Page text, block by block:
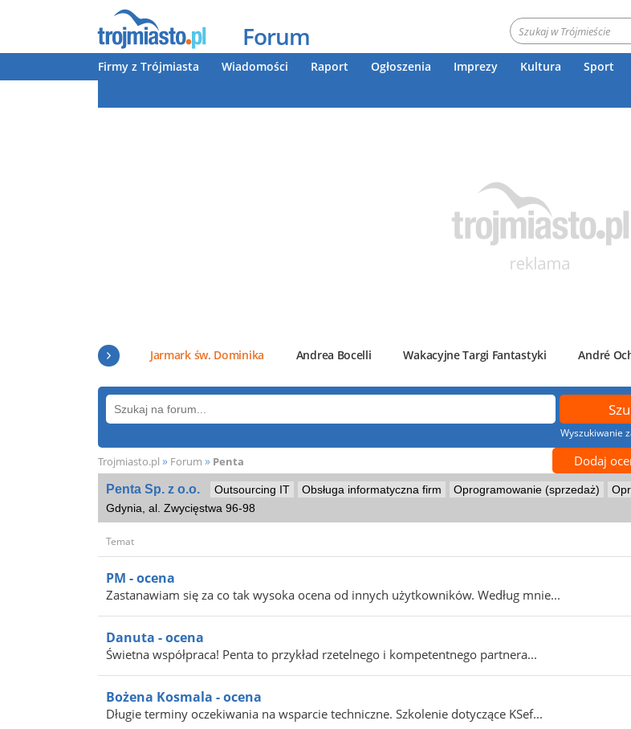
Forum
Firmy z Trójmiasta Wiadomości Raport Ogłoszenia Imprezy Kultura Sport
Jarmark św. Dominika Andrea Bocelli Wakacyjne Targi Fantastyki André
Wyszukiwanie
Trojmiasto.pl » Forum » Penta Dodaj
Penta Sp. z o.o. Outsourcing IT Obsługa informatyczna firm Oprogramowanie (sprzedaż)
Gdynia, al. Zwycięstwa 96-98
Temat
PM - ocena
Zastanawiam się za co tak wysoka ocena od innych użytkowników. Według mnie...
Danuta - ocena
Świetna współpraca! Penta to przykład rzetelnego i kompetentnego partnera...
Bożena Kosmala - ocena
Długie terminy oczekiwania na wsparcie techniczne. Szkolenie dotyczące KSef...